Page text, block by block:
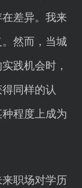
差异。我来
然而，当城
践机会时，
同样的认
程度上成为
职场对学历